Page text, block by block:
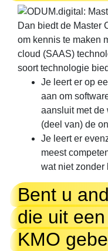
Dan biedt de Master
om kennis te maken
cloud (SAAS)
soort technologie
Je leert er op
aan om
aansluit met de
(deel van) de
Je leert er
meest
wat niet zonder
Bent u
die uit
KMO